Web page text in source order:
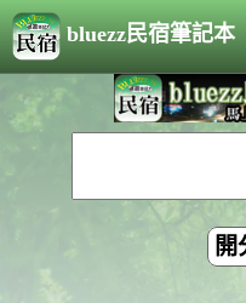
bluezz民宿筆記本
開